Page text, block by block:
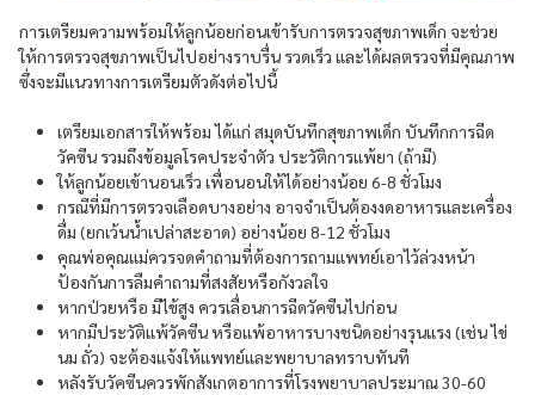
การเตรียมความพร้อมให้ลูกน้อยก่อนเข้ารับการตรวจสุขภาพเด็ก จะช่วย
ให้การตรวจสุขภาพเป็นไปอย่างราบรื่น รวดเร็ว และได้ผลตรวจที่มีคุณภาพ
ซึ่งจะมีแนวทางการเตรียมตัวดังต่อไปนี้
เตรียมเอกสารให้พร้อม ได้แก่ สมุดบันทึกสุขภาพเด็ก บันทึกการฉีด
วัคซีน รวมถึงข้อมูลโรคประจำตัว ประวัติการแพ้ยา (ถ้ามี)
ให้ลูกน้อยเข้านอนเร็ว เพื่อนอนให้ได้อย่างน้อย 6-8 ชั่วโมง
กรณีที่มีการตรวจเลือดบางอย่าง อาจจำเป็นต้องงดอาหารและเครื่อง
ดื่ม (ยกเว้นน้ำเปล่าสะอาด) อย่างน้อย 8-12 ชั่วโมง
คุณพ่อคุณแม่ควรจดคำถามที่ต้องการถามแพทย์เอาไว้ล่วงหน้า
ป้องกันการลืมคำถามที่สงสัยหรือกังวลใจ
หากป่วยหรือ มีไข้สูง ควรเลื่อนการฉีดวัคซีนไปก่อน
หากมีประวัติแพ้วัคซีน หรือแพ้อาหารบางชนิดอย่างรุนแรง (เช่น ไข่
นม ถั่ว) จะต้องแจ้งให้แพทย์และพยาบาลทราบทันที
หลังรับวัคซีนควรพักสังเกตอาการที่โรงพยาบาลประมาณ 30-60